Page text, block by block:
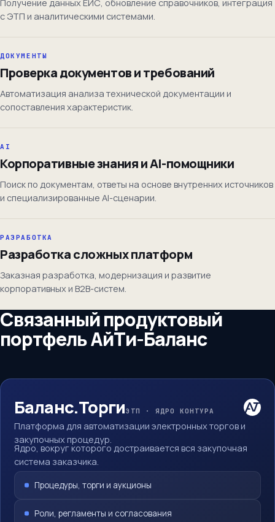
Получение данных ЕИС, обновление справочников, интеграция
с ЭТП и аналитическими системами.
ДОКУМЕНТЫ
Проверка документов и требований
Автоматизация анализа технической документации и
сопоставления характеристик.
AI
Корпоративные знания и AI-помощники
Поиск по документам, ответы на основе внутренних источников
и специализированные AI-сценарии.
РАЗРАБОТКА
Разработка сложных платформ
Заказная разработка, модернизация и развитие
корпоративных и B2B-систем.
Связанный продуктовый
портфель АйТи-Баланс
Баланс.ТоргиЭТП · ЯДРО КОНТУРА
Платформа для автоматизации электронных торгов и
закупочных процедур.
Ядро, вокруг которого достраивается вся закупочная
система заказчика.
Процедуры, торги и аукционы
Роли, регламенты и согласования